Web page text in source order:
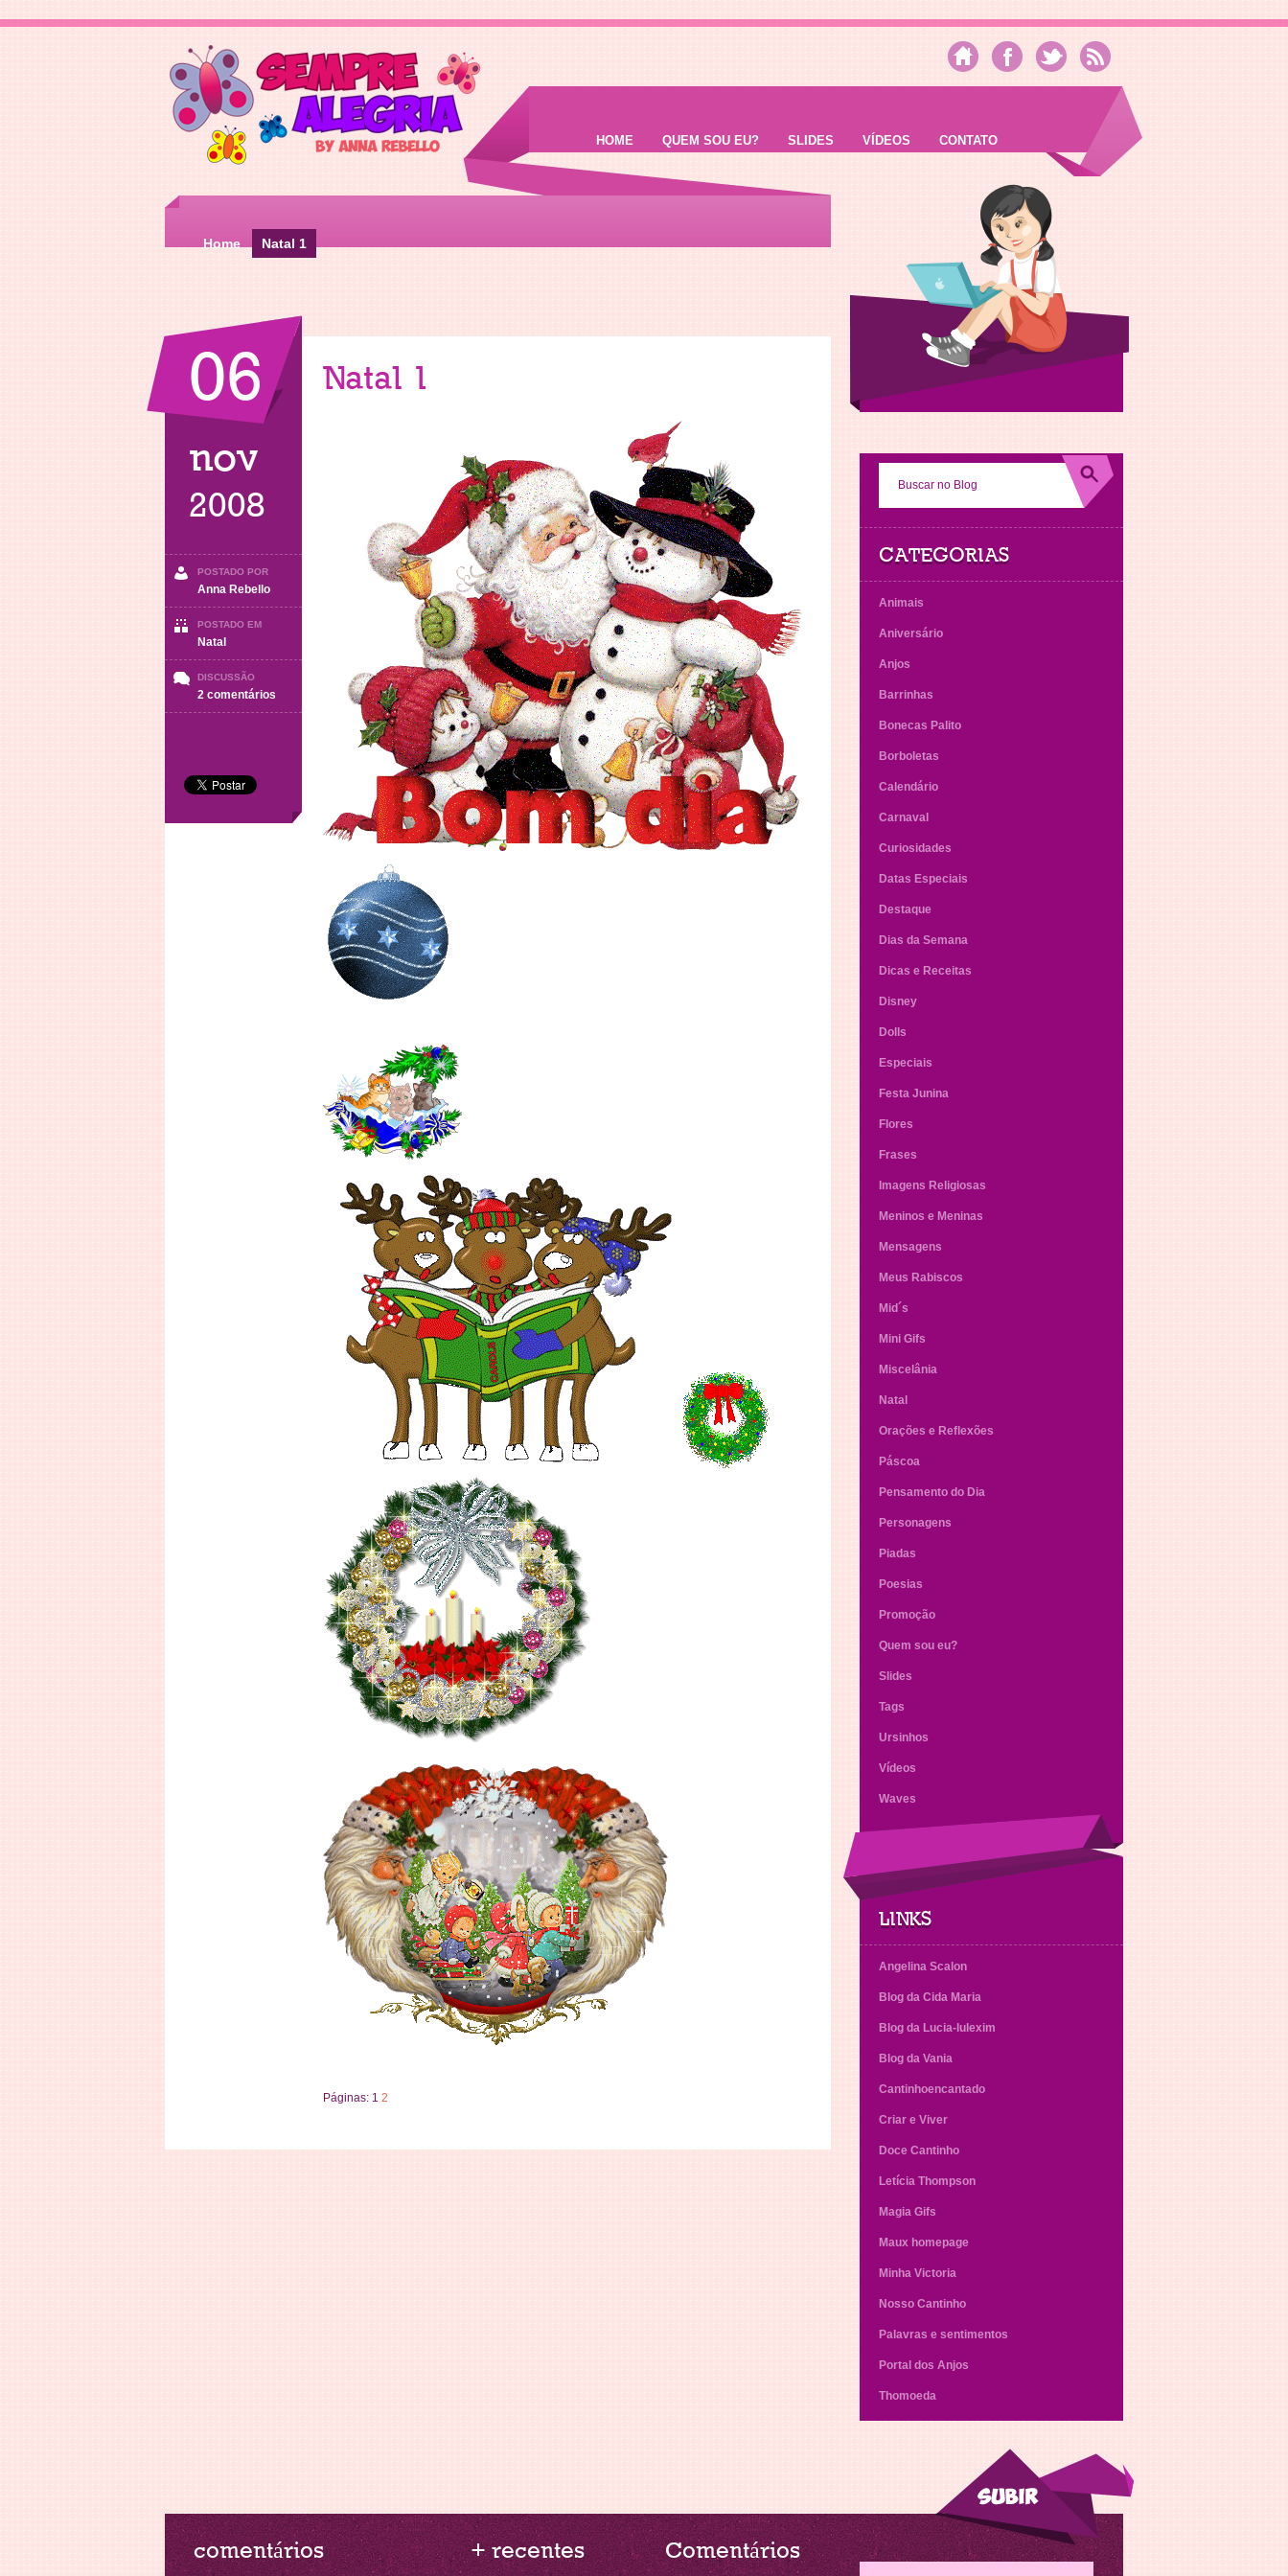
HOME QUEM SOU EU? SLIDES VÍDEOS CONTATO
Home Natal 1
06
nov
2008
POSTADO POR
Anna Rebello
POSTADO EM
Natal
DISCUSSÃO
2 comentários
Natal
Natal 1
Páginas: 1 2
CATEGORIAS
Animais
Aniversário
Anjos
Barrinhas
Bonecas Palito
Borboletas
Calendário
Carnaval
Curiosidades
Datas Especiais
Destaque
Dias da Semana
Dicas e Receitas
Disney
Dolls
Especiais
Festa Junina
Flores
Frases
Imagens Religiosas
Meninos e Meninas
Mensagens
Meus Rabiscos
Mid´s
Mini Gifs
Miscelânia
Natal
Orações e Reflexões
Páscoa
Pensamento do Dia
Personagens
Piadas
Poesias
Promoção
Quem sou eu?
Slides
Tags
Ursinhos
Vídeos
Waves
LINKS
Angelina Scalon
Blog da Cida Maria
Blog da Lucia-lulexim
Blog da Vania
Cantinhoencantado
Criar e Viver
Doce Cantinho
Letícia Thompson
Magia Gifs
Maux homepage
Minha Victoria
Nosso Cantinho
Palavras e sentimentos
Portal dos Anjos
Thomoeda
comentários + recentes Comentários